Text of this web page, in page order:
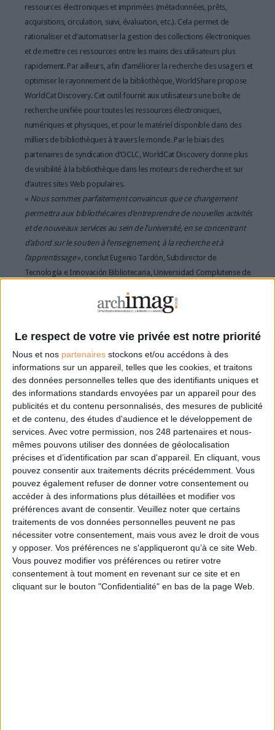
Le respect de votre vie privée est notre priorité
Nous et nos partenaires stockons et/ou accédons à des
informations sur un appareil, telles que les cookies, et traitons
des données personnelles telles que des identifiants uniques et
des informations standards envoyées par un appareil pour des
publicités et du contenu personnalisés, des mesures de publicité
et de contenu, des études d'audience et le développement de
services. Avec votre permission, nos 248 partenaires et nous-
mêmes pouvons utiliser des données de géolocalisation
précises et d’identification par scan d'appareil. En cliquant, vous
pouvez consentir aux traitements décrits précédemment. Vous
pouvez également refuser de donner votre consentement ou
accéder à des informations plus détaillées et modifier vos
préférences avant de consentir. Veuillez noter que certains
traitements de vos données personnelles peuvent ne pas
nécessiter votre consentement, mais vous avez le droit de vous
y opposer. Vos préférences ne s'appliqueront qu’à ce site Web.
Vous pouvez modifier vos préférences ou retirer votre
consentement à tout moment en revenant sur ce site et en
cliquant sur le bouton "Confidentialité" en bas de la page Web.
ressources électroniques et imprimées (métadonnées, prêts,
acquisitions, circulation, suivi, évaluation, etc.). Cela permet de
rationaliser et d’automatiser la gestion des collections électroniques
et de mettre ces ressources entre les mains des utilisateurs plus
rapidement. Par ailleurs, afin d’améliorer la recherche des usagers et
optimiser le rayonnement de la bibliothèque, WorldShare propose
WorldCat Discovery. Cet outil fournit aux utilisateurs une boîte de
recherche unifiée pour toutes les ressources électroniques,
numériques et physiques, et pour le matériel disponible dans des
milliers de bibliothèques à travers le monde. Par le biais des
partenaires de syndication d’OCLC, WorldCat Discovery donne plus
de visibilité à la bibliothèque dans les moteurs de recherche et sur
d’autres sites Web populaires.
« Nous sommes parfaitement convaincus que ce changement
permettra aux bibliothécaires d’entreprendre de nouvelles activités
et de nouveaux services au sein de l’université, en se concentrant
d’abord sur le soutien à l’enseignement, à la recherche et à
l’apprentissage», conclut Eugenio Tardón, Subdirector de
Tecnología e Innovación Bibliotecaria, Universidad Complutense de
OCLC
Arnaud Delivet
arnaud.delivet@oclc.org
site web
0 Commentaire
Bibliothèque Universitaire